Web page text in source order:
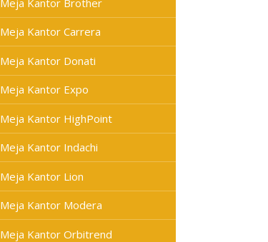
Meja Kantor Carrera
Meja Kantor Donati
Meja Kantor Expo
Meja Kantor HighPoint
Meja Kantor Indachi
Meja Kantor Lion
Meja Kantor Modera
Meja Kantor Orbitrend